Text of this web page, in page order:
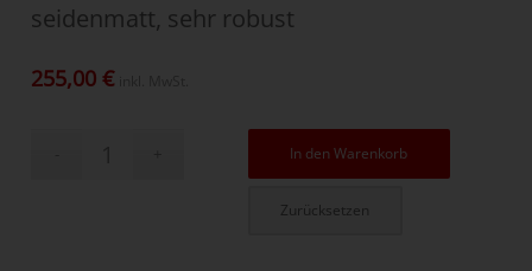
seidenmatt, sehr robust
255,00 €
In den Warenkorb
Zurücksetzen